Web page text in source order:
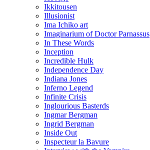
Ikkitousen
Illusionist
Ima Ichiko art
Imaginarium of Doctor Parnassus
In These Words
Inception
Incredible Hulk
Independence Day
Indiana Jones
Inferno Legend
Infinite Crisis
Inglourious Basterds
Ingmar Bergman
Ingrid Bergman
Inside Out
Inspecteur la Bavure